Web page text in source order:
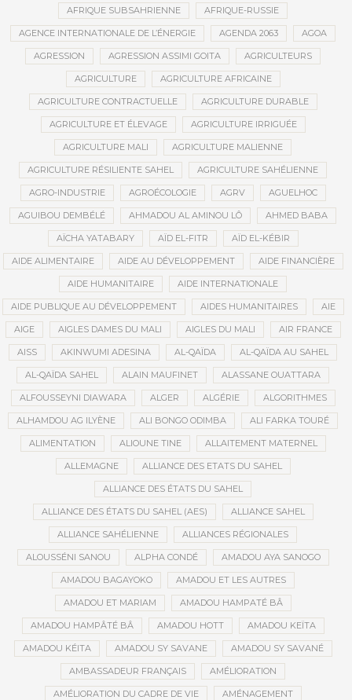
AFRIQUE SUBSAHRIENNE AFRIQUE-RUSSIE
AGENCE INTERNATIONALE DE L’ÉNERGIE AGENDA 2063 AGOA
AGRESSION AGRESSION ASSIMI GOITA AGRICULTEURS
AGRICULTURE AGRICULTURE AFRICAINE
AGRICULTURE CONTRACTUELLE AGRICULTURE DURABLE
AGRICULTURE ET ÉLEVAGE AGRICULTURE IRRIGUÉE
AGRICULTURE MALI AGRICULTURE MALIENNE
AGRICULTURE RÉSILIENTE SAHEL AGRICULTURE SAHÉLIENNE
AGRO-INDUSTRIE AGROÉCOLOGIE AGRV AGUELHOC
AGUIBOU DEMBÉLÉ AHMADOU AL AMINOU LÔ AHMED BABA
AÏCHA YATABARY AÏD EL-FITR AÏD EL-KÉBIR
AIDE ALIMENTAIRE AIDE AU DÉVELOPPEMENT AIDE FINANCIÈRE
AIDE HUMANITAIRE AIDE INTERNATIONALE
AIDE PUBLIQUE AU DÉVELOPPEMENT AIDES HUMANITAIRES AIE
AIGE AIGLES DAMES DU MALI AIGLES DU MALI AIR FRANCE
AISS AKINWUMI ADESINA AL-QAÏDA AL-QAÏDA AU SAHEL
AL-QAÏDA SAHEL ALAIN MAUFINET ALASSANE OUATTARA
ALFOUSSEYNI DIAWARA ALGER ALGÉRIE ALGORITHMES
ALHAMDOU AG ILYÈNE ALI BONGO ODIMBA ALI FARKA TOURÉ
ALIMENTATION ALIOUNE TINE ALLAITEMENT MATERNEL
ALLEMAGNE ALLIANCE DES ETATS DU SAHEL
ALLIANCE DES ÉTATS DU SAHEL
ALLIANCE DES ÉTATS DU SAHEL (AES) ALLIANCE SAHEL
ALLIANCE SAHÉLIENNE ALLIANCES RÉGIONALES
ALOUSSÉNI SANOU ALPHA CONDÉ AMADOU AYA SANOGO
AMADOU BAGAYOKO AMADOU ET LES AUTRES
AMADOU ET MARIAM AMADOU HAMPATÉ BÂ
AMADOU HAMPÂTÉ BÂ AMADOU HOTT AMADOU KEÏTA
AMADOU KÉITA AMADOU SY SAVANE AMADOU SY SAVANÉ
AMBASSADEUR FRANÇAIS AMÉLIORATION
AMÉLIORATION DU CADRE DE VIE AMÉNAGEMENT